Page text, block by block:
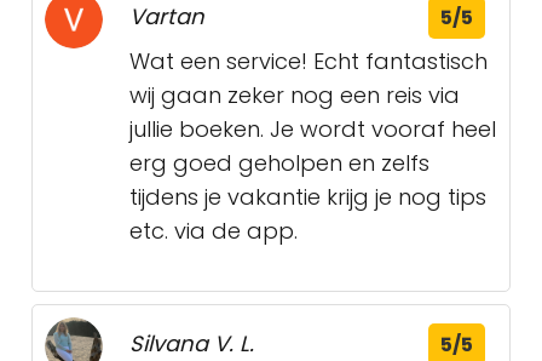
Vartan 5/5
Wat een service! Echt fantastisch
wij gaan zeker nog een reis via
jullie boeken. Je wordt vooraf heel
erg goed geholpen en zelfs
tijdens je vakantie krijg je nog tips
etc. via de app.
Silvana V. L. 5/5